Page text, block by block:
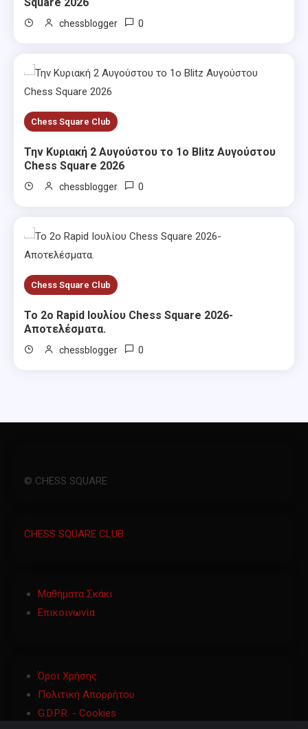
chessblogger 0
Chess Square Club
Την Κυριακή 2 Αυγούστου το 1ο Blitz Αυγούστου
Chess Square 2026
chessblogger 0
Chess Square Club
Το 2ο Rapid Ιουλίου Chess Square 2026-
Αποτελέσματα.
chessblogger 0
© CHESS SQUARE
CHESS SQUARE CLUB
Μαθήματα Σκάκι
Επικοινωνία
Όροι Χρήσης
Πολιτική Απορρήτου
G.D.P.R. - Cookies